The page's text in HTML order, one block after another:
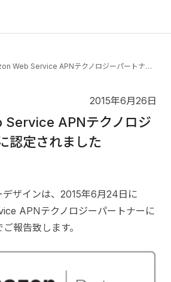
Amazon Web Service APNテクノロジーパートナーに認定されました
2015年6月26日
APNテクノロジ
認定されました
ザインは、2015年6月24日に
APNテクノロジーパートナーに
報告致します。